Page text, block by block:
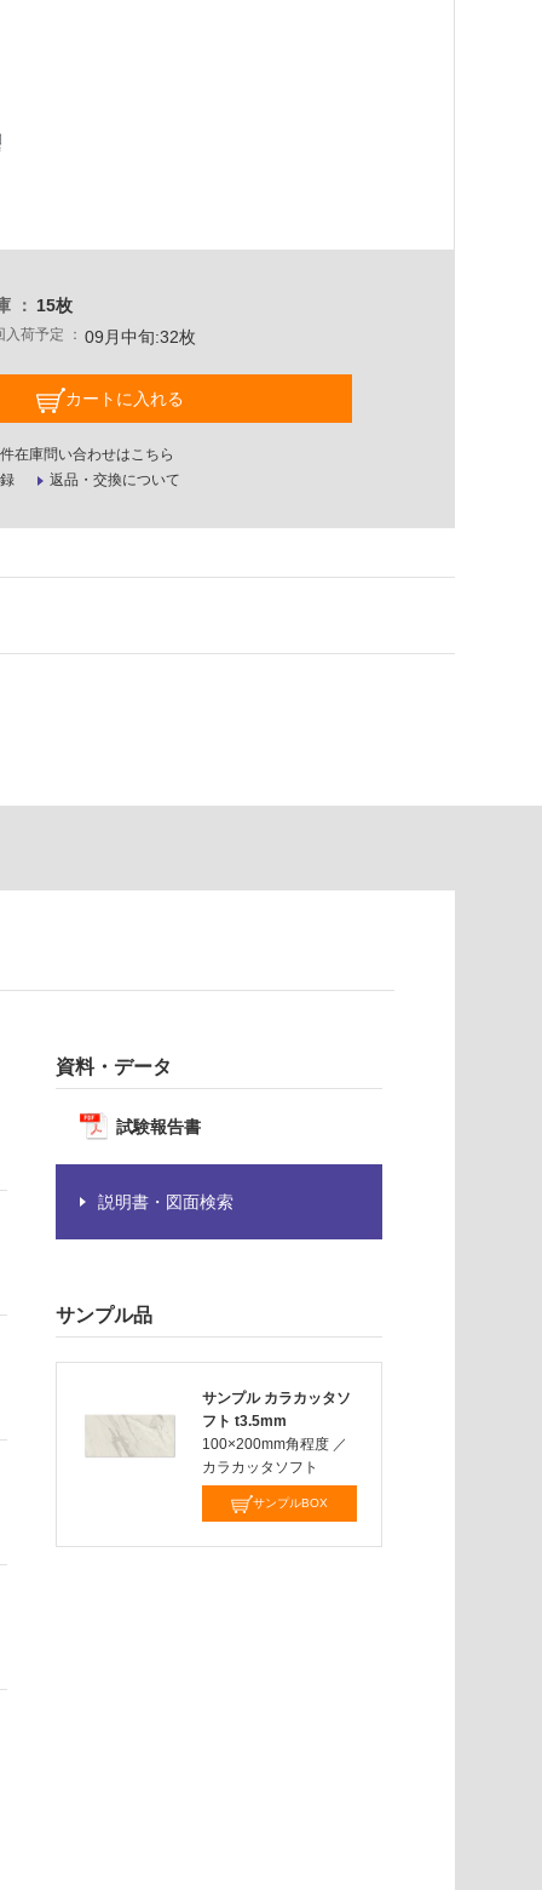
15枚
入荷予定 09月中旬:32枚
カートに入れる
在庫問い合わせはこちら
返品・交換について
資料・データ
試験報告書
説明書・図面検索
サンプル品
サンプル カラカッタソ
フト t3.5mm
100×200mm角程度 ／
カラカッタソフト
サンプルBOX